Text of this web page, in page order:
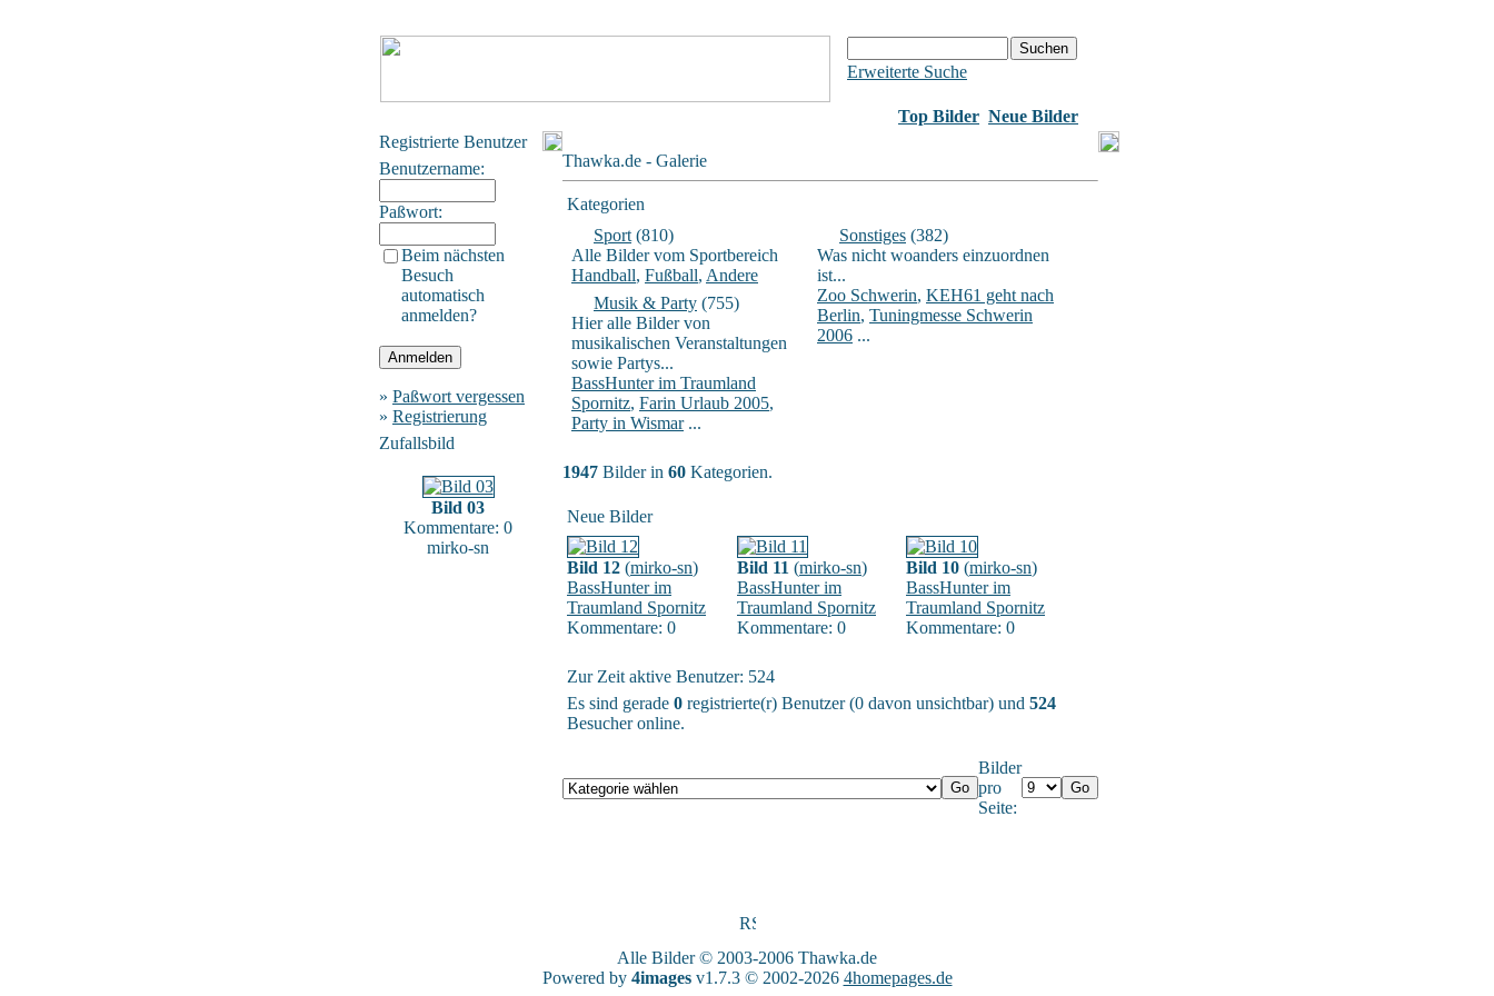
Erweiterte Suche
Top Bilder Neue Bilder
Registrierte Benutzer
Benutzername:
Paßwort:
Beim nächsten
Besuch
automatisch
anmelden?
» Paßwort vergessen
» Registrierung
Zufallsbild
Bild 03
Kommentare: 0
mirko-sn
Thawka.de - Galerie
Kategorien
Sport (810)
Alle Bilder vom Sportbereich
Handball, Fußball, Andere
Musik & Party (755)
Hier alle Bilder von
musikalischen Veranstaltungen
sowie Partys...
BassHunter im Traumland
Spornitz, Farin Urlaub 2005,
Party in Wismar...
Sonstiges (382)
Was nicht woanders einzuordnen
ist...
Zoo Schwerin, KEH61 geht nach
Berlin, Tuningmesse Schwerin
2006 ...
1947 Bilder in 60 Kategorien.
Neue Bilder
Bild 12 (mirko-sn)
BassHunter im
Traumland Spornitz
Kommentare: 0
Bild 11 (mirko-sn)
BassHunter im
Traumland Spornitz
Kommentare: 0
Bild 10 (mirko-sn)
BassHunter im
Traumland Spornitz
Kommentare: 0
Zur Zeit aktive Benutzer: 524
Es sind gerade 0 registrierte(r) Benutzer (0 davon unsichtbar) und 524
Besucher online.
Bilder
pro
Seite:
Alle Bilder © 2003-2006 Thawka.de
Powered by 4imagesv1.7.3 © 2002-2026 4homepages.de